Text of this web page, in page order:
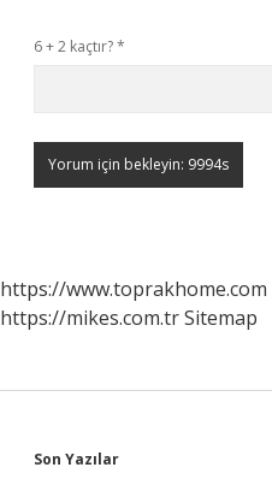
6 + 2 kaçtır?*
https://www.toprakhome.com
https://mikes.com.trSitemap
Son Yazılar